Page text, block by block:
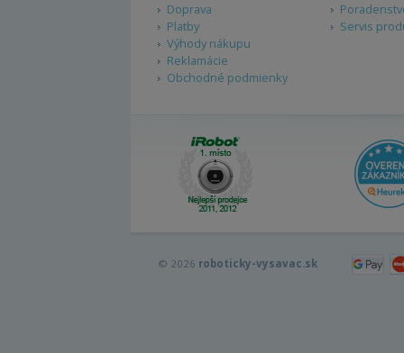
Doprava
Platby
Výhody nákupu
Reklamácie
Obchodné podmienky
Servis
© 2026 roboticky-vysavac.sk